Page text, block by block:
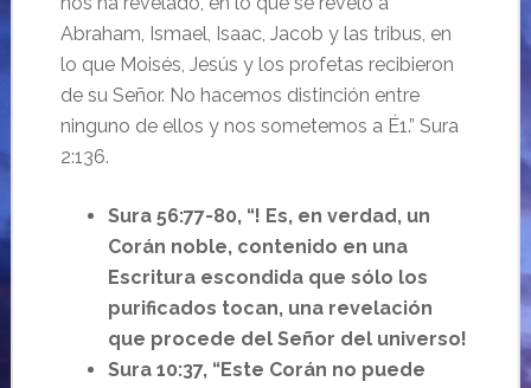
Abraham, Ismael, Isaac, Jacob y las tribus, en
lo que Moisés, Jesús y los profetas recibieron
de su Señor. No hacemos distinción entre
ninguno de ellos y nos sometemos a É1.” Sura
2:136.
Sura 56:77-80, “! Es, en verdad, un
Corán noble, contenido en una
Escritura escondida que sólo los
purificados tocan, una revelación
que procede del Señor del universo!
Sura 10:37, “Este Corán no puede